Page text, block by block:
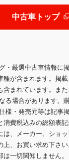
ETCバック
中古車トップ
・厳選中古車情報に
種が含まれます。掲
含まれています。ま
る場合があります。
様・発売元等は記事
消費税込みの総額表
は、メーカー、ショ
上、お買い求め下さ
は一切関知しません